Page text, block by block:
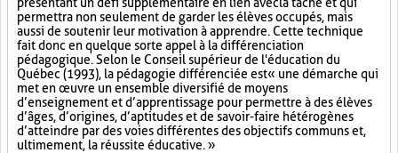
permettra non seulement de garder les élèves occupés, mais
aussi de soutenir leur motivation à apprendre. Cette technique
fait donc en quelque sorte appel à la différenciation
pédagogique. Selon le Conseil supérieur de l'éducation du
Québec (1993), la pédagogie différenciée est « une démarche qui
met en œuvre un ensemble diversifié de moyens
d’enseignement et d’apprentissage pour permettre à des élèves
d’âges, d’origines, d’aptitudes et de savoir-faire hétérogènes
d’atteindre par des voies différentes des objectifs communs et,
ultimement, la réussite éducative. »